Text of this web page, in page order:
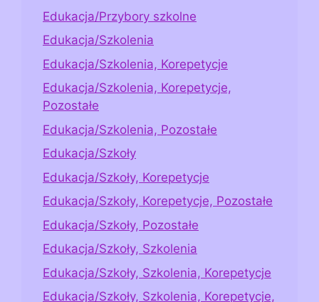
Edukacja/Przybory szkolne
Edukacja/Szkolenia
Edukacja/Szkolenia, Korepetycje
Edukacja/Szkolenia, Korepetycje,
Pozostałe
Edukacja/Szkolenia, Pozostałe
Edukacja/Szkoły
Edukacja/Szkoły, Korepetycje
Edukacja/Szkoły, Korepetycje, Pozostałe
Edukacja/Szkoły, Pozostałe
Edukacja/Szkoły, Szkolenia
Edukacja/Szkoły, Szkolenia, Korepetycje
Edukacja/Szkoły, Szkolenia, Korepetycje,